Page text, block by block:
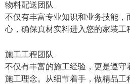
物料配送团队
不仅有丰富专业知识和业务技能，
心，确保真材实料进入您的家装工
施工工程团队
不仅有丰富的施工经验，更是遵守
施工理念。从细节着手，做精品工